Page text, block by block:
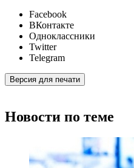
Facebook
ВКонтакте
Одноклассники
Twitter
Telegram
Версия для печати
Новости по теме